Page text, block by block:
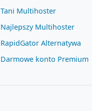
Tani Multihoster
Najlepszy Multihoster
RapidGator Alternatywa
Darmowe konto Premium